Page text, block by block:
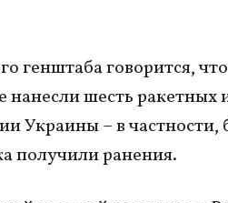
генштаба говорится,
нанесли шесть ракетных
Украины – в частности,
получили ранения.